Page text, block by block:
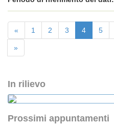
« 1 2 3 4 5
»
In rilievo
Prossimi appuntamenti